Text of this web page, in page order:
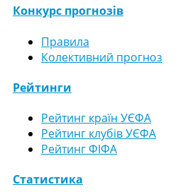
Конкурс прогнозів
Правила
Колективний прогноз
Рейтинги
Рейтинг країн УЄФА
Рейтинг клубів УЄФА
Рейтинг ФІФА
Статистика